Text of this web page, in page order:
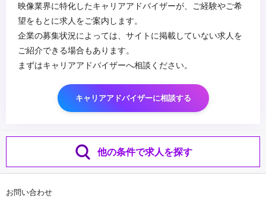
映像業界に特化したキャリアアドバイザーが、ご経験やご希
望をもとに求人をご案内します。
企業の募集状況によっては、サイトに掲載していない求人を
ご紹介できる場合もあります。
まずはキャリアアドバイザーへ相談ください。
キャリアアドバイザーに相談する
他の条件で求人を探す
お問い合わせ